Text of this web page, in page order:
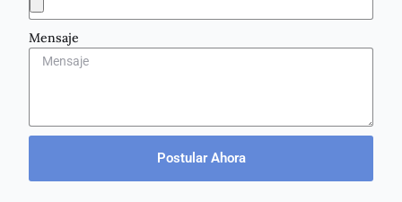
Mensaje
Postular Ahora